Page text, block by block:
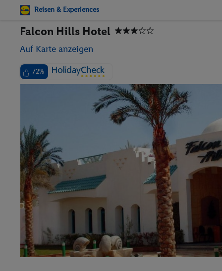
Reisen & Experiences
Falcon Hills Hotel
Auf Karte anzeigen
72%